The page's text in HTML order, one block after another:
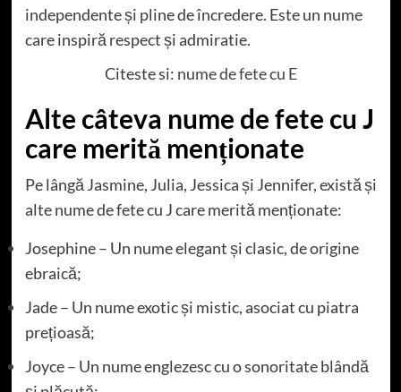
independente și pline de încredere. Este un nume
care inspiră respect și admiratie.
Citeste si: nume de fete cu E
Alte câteva nume de fete cu J
care merită menționate
Pe lângă Jasmine, Julia, Jessica și Jennifer, există și
alte nume de fete cu J care merită menționate:
Josephine – Un nume elegant și clasic, de origine
ebraică;
Jade – Un nume exotic și mistic, asociat cu piatra
prețioasă;
Joyce – Un nume englezesc cu o sonoritate blândă